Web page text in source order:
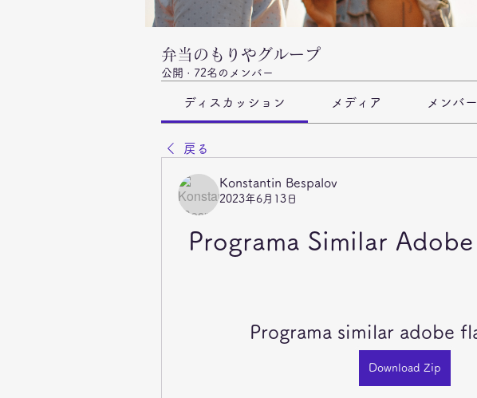
弁当のもりやグループ
公開 · 72名のメンバー
ディスカッション メディア メンバー
戻る
Konstantin Bespalov
2023年6月13日
Programa Similar
Programa similar adobe
Download Zip